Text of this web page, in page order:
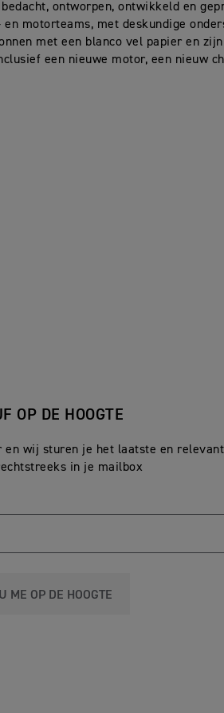
ontworpen, ontwikkeld en
motorteams, met deskundige
met een blanco vel papier en
een nieuwe motor, een nieuw
OP DE HOOGTE
wij sturen je het laatste en
in je mailbox
ME OP DE HOOGTE